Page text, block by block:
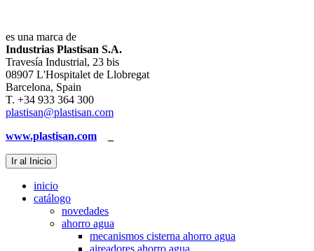
es una marca de
Industrias Plastisan S.A.
Travesía Industrial, 23 bis
08907 L'Hospitalet de Llobregat
Barcelona, Spain
T. +34 933 364 300
plastisan@plastisan.com
www.plastisan.com
Ir al Inicio
inicio
catálogo
novedades
ahorro agua
mecanismos cisterna ahorro agua
aireadores ahorro agua